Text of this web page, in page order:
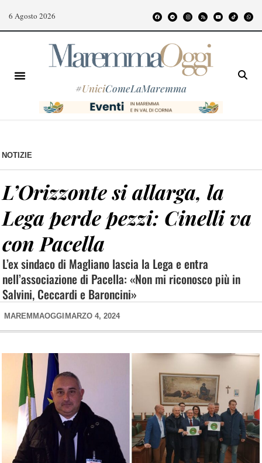
6 Agosto 2026
#UniciComeLaMaremma
NOTIZIE
L’Orizzonte si allarga, la
Lega perde pezzi: Cinelli va
con Pacella
L’ex sindaco di Magliano lascia la Lega e entra
nell’associazione di Pacella: «Non mi riconosco più in
Salvini, Ceccardi e Baroncini»
MAREMMAOGGI MARZO 4, 2024